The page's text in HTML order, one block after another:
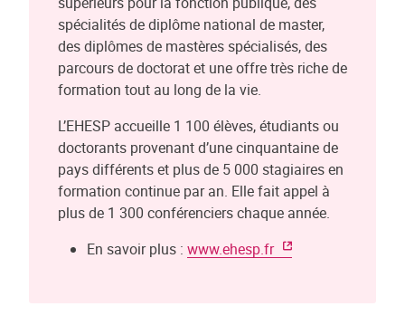
spécialités de diplôme national de master,
des diplômes de mastères spécialisés, des
parcours de doctorat et une offre très riche de
formation tout au long de la vie.
L’EHESP accueille 1 100 élèves, étudiants ou
doctorants provenant d’une cinquantaine de
pays différents et plus de 5 000 stagiaires en
formation continue par an. Elle fait appel à
plus de 1 300 conférenciers chaque année.
En savoir plus : www.ehesp.fr